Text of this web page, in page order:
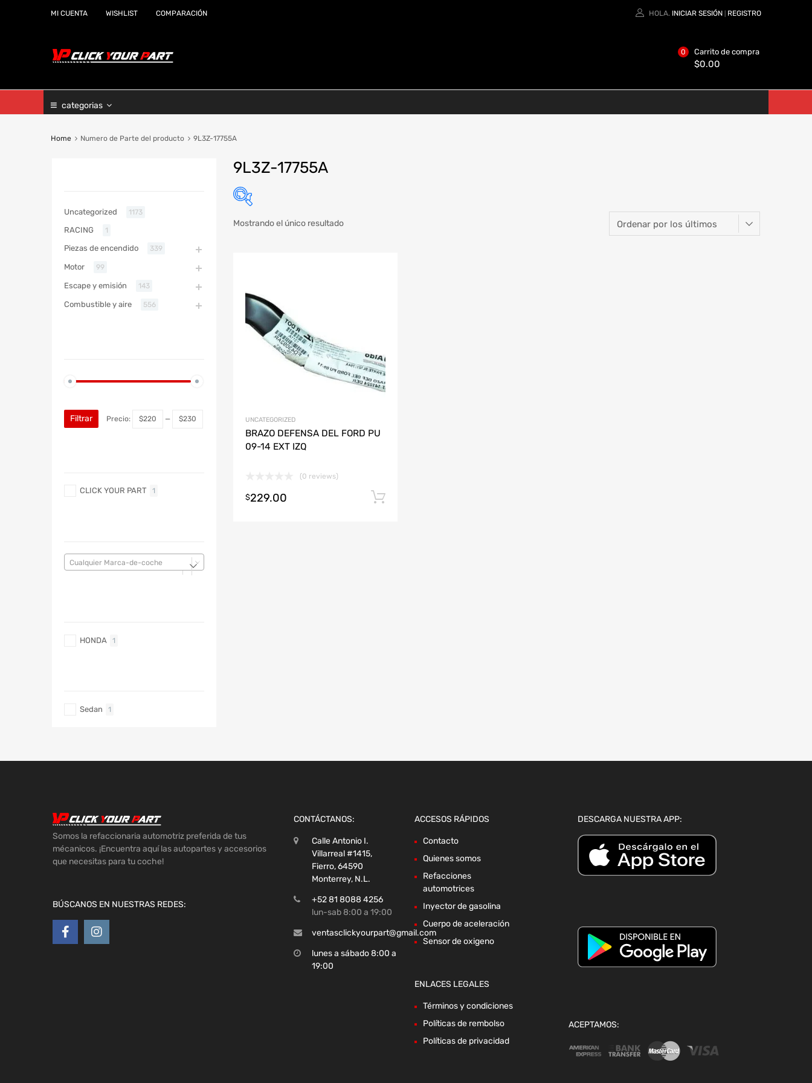
MI CUENTA WISHLIST COMPARACIÓN HOLA. INICIAR SESIÓN REGISTRO
Carrito de compra
$0.00
0
categorias
Home Numero de Parte del producto 9L3Z-17755A
9L3Z-17755A
ABARTH
AUDI CHEVROLETDODGE
Mostrando el único resultado
UNCATEGORIZED
BRAZO DEFENSA DEL FORD PU
09-14 EXT IZQ
(0 reviews)
$229.00
Uncategorized 1173
RACING 1
Piezas de encendido 339
Motor 99
Escape y emisión 143
Combustible y aire 556
Filtrar Precio: $220 — $230
CLICK YOUR PART 1
Cualquier Marca-de-coche
HONDA 1
Sedan 1
Somos la refaccionaria automotriz preferida de tus
mécanicos. ¡Encuentra aquí las autopartes y accesorios
que necesitas para tu coche!
BÚSCANOS EN NUESTRAS REDES:
CONTÁCTANOS:
Calle Antonio I.
Villarreal #1415,
Fierro, 64590
Monterrey, N.L.
+52 81 8088 4256
lun-sab 8:00 a 19:00
ventasclickyourpart@gmail.com
lunes a sábado 8:00 a
19:00
ACCESOS RÁPIDOS
Contacto
Quienes somos
Refacciones
automotrices
Inyector de gasolina
Cuerpo de aceleración
Sensor de oxigeno
ENLACES LEGALES
Términos y condiciones
Políticas de rembolso
Políticas de privacidad
DESCARGA NUESTRA APP:
ACEPTAMOS: